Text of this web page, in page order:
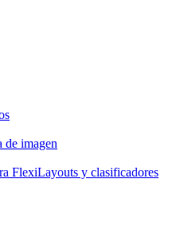
de imagen
FlexiLayouts y clasificadores